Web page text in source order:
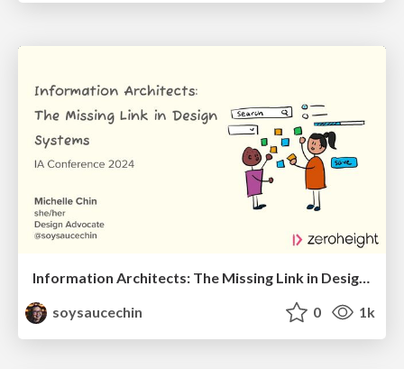
soysaucechin
0 1k